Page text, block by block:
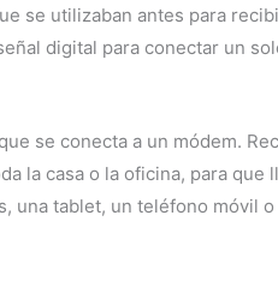
se utilizaban antes para
digital para conectar un
se conecta a un módem.
la casa o la oficina, para
una tablet, un teléfono móvil